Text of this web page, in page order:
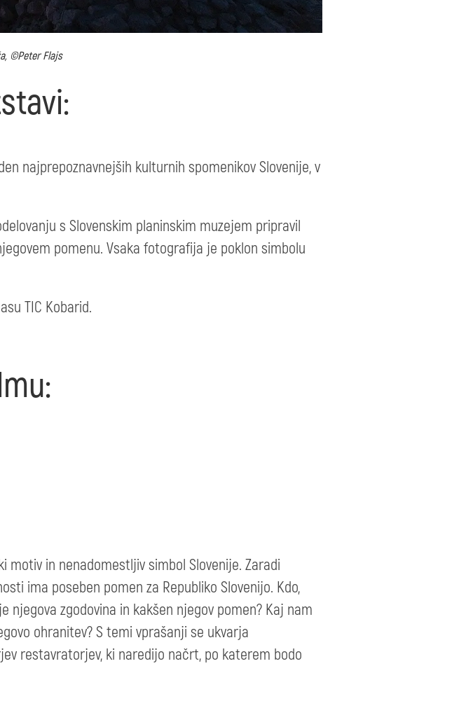
©Peter Flajs
najprepoznavnejših kulturnih spomenikov Slovenije, v
s Slovenskim planinskim muzejem pripravil
pomenu. Vsaka fotografija je poklon simbolu
TIC Kobarid.
motiv in nenadomestljiv simbol Slovenije. Zaradi
ima poseben pomen za Republiko Slovenijo. Kdo,
njegova zgodovina in kakšen njegov pomen? Kaj nam
ohranitev? S temi vprašanji se ukvarja
restavratorjev, ki naredijo načrt, po katerem bodo